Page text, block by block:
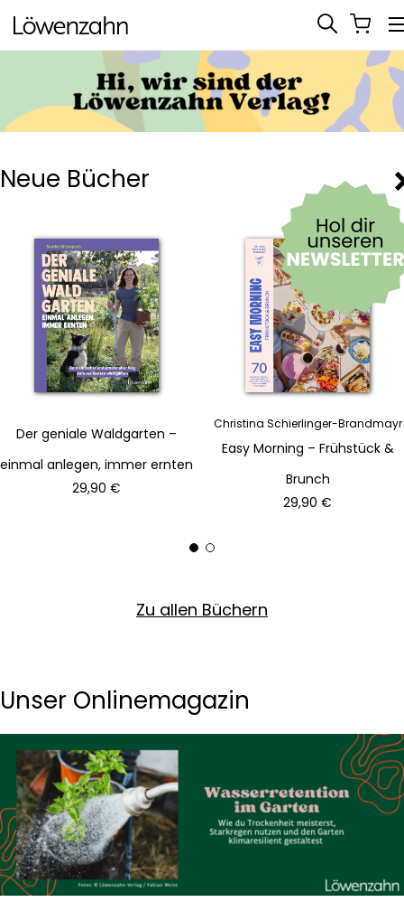
Neue Bücher
Der geniale Waldgarten –
einmal anlegen, immer ernten
29,90 €
Christina Schierlinger-Brandmayr
Easy Morning – Frühstück &
Brunch
29,90 €
Zu allen Büchern
Unser Onlinemagazin